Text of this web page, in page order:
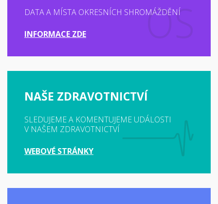
DATA A MÍSTA OKRESNÍCH SHROMÁŽDĚNÍ
INFORMACE ZDE
NAŠE ZDRAVOTNICTVÍ
SLEDUJEME A KOMENTUJEME UDÁLOSTI
V NAŠEM ZDRAVOTNICTVÍ
WEBOVÉ STRÁNKY